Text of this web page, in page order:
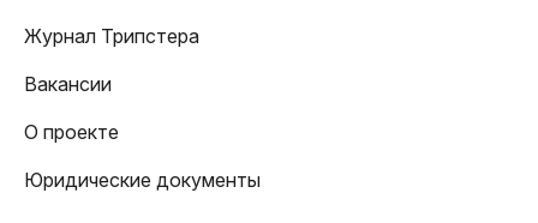
Журнал Трипстера
Вакансии
О проекте
Юридические документы